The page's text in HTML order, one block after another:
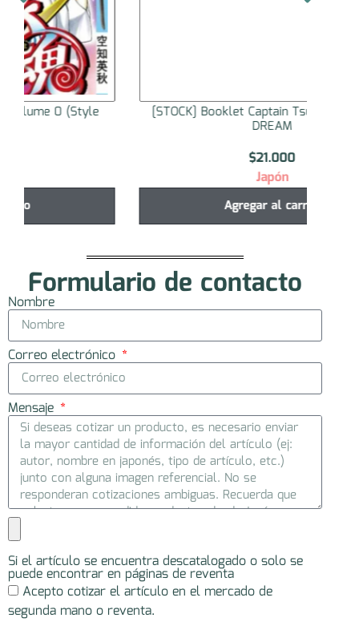
[STOCK] Booklet Captain Tsubasa ENDLESS
Formulario de contacto
Nombre
Correo electrónico
Mensaje
Si el artículo se encuentra descatalogado o solo se
puede encontrar en páginas de reventa
Acepto cotizar el artículo en el mercado de
segunda mano o reventa.